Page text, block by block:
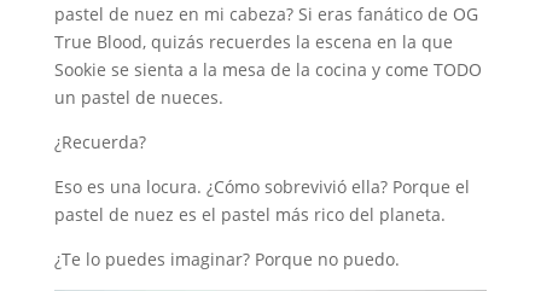
pastel de nuez en mi cabeza? Si eras fanático de OG
True Blood, quizás recuerdes la escena en la que
Sookie se sienta a la mesa de la cocina y come TODO
un pastel de nueces.
¿Recuerda?
Eso es una locura. ¿Cómo sobrevivió ella? Porque el
pastel de nuez es el pastel más rico del planeta.
¿Te lo puedes imaginar? Porque no puedo.